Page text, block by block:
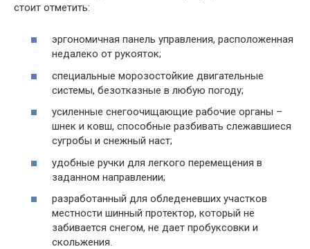
стоит отметить:
эргономичная панель управления, расположенная
недалеко от рукояток;
специальные морозостойкие двигательные
системы, безотказные в любую погоду;
усиленные снегоочищающие рабочие органы –
шнек и ковш, способные разбивать слежавшиеся
сугробы и снежный наст;
удобные ручки для легкого перемещения в
заданном направлении;
разработанный для обледеневших участков
местности шинный протектор, который не
забивается снегом, не дает пробуксовки и
скольжения.